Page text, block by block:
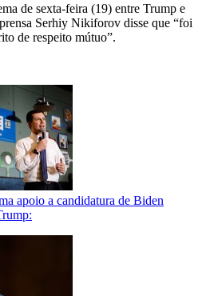
de sexta-feira (19) entre Trump e
Serhiy Nikiforov disse que “foi
de respeito mútuo”.
apoio a candidatura de Biden